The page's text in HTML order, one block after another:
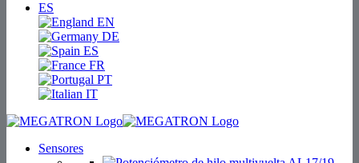
ES
EN
DE
ES
FR
PT
IT
Sensores